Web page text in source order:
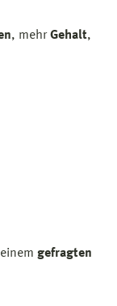
, mehrGehalt,
gefragten